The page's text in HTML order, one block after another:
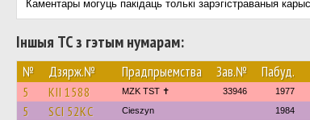
Каментары могуць пакідаць толькі зарэгістраваныя
Іншыя ТС з гэтым нумарам:
№ Дзярж.№ Прадпрыемства Зав.№ Пабуд.
5 KII 1588 MZK TST ✝ 33946 1977
5 SCI 52KC Cieszyn 1984